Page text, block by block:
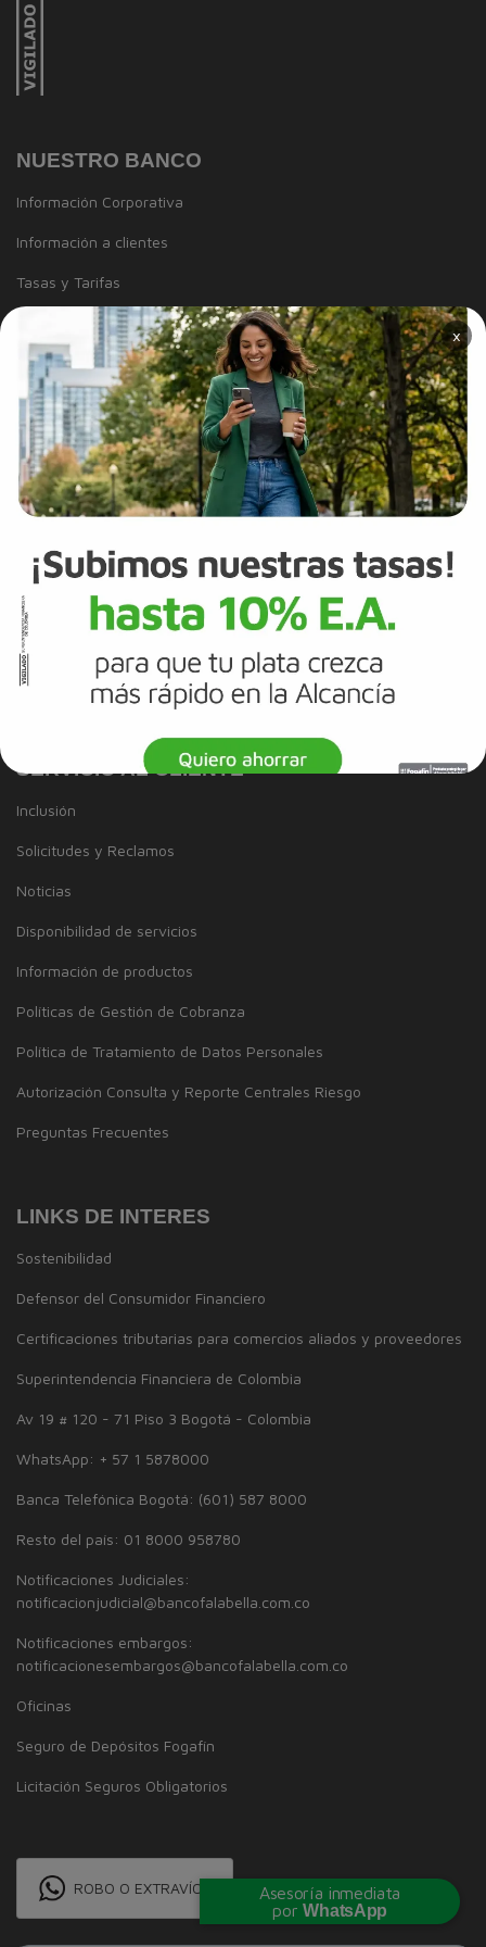
×
Asesoría inmediata
porWhatsApp
NUESTRO BANCO
Información Corporativa
Información a clientes
Tasas y Tarifas
Reportes de sostenibilidad
Trabaja con Nosotros
Canal de integridad
Proveedores
Política de Diversidad e Inclusión
Mapa del sitio
Términos y Condiciones
Información Legal
Tarjeta de Crédito
Cuenta de Ahorros
SERVICIO AL CLIENTE
Inclusión
Solicitudes y Reclamos
Noticias
Disponibilidad de servicios
Información de productos
Políticas de Gestión de Cobranza
Política de Tratamiento de Datos Personales
Autorización Consulta y Reporte Centrales Riesgo
Preguntas Frecuentes
LINKS DE INTERES
Sostenibilidad
Defensor del Consumidor Financiero
Certificaciones tributarias para comercios aliados y proveedores
Superintendencia Financiera de Colombia
Av 19 # 120 - 71 Piso 3 Bogotá - Colombia
WhatsApp: + 57 1 5878000
Banca Telefónica Bogotá: (601) 587 8000
Resto del país: 01 8000 958780
Notificaciones Judiciales:
notificacionjudicial@bancofalabella.com.co
Notificaciones embargos:
notificacionesembargos@bancofalabella.com.co
Oficinas
Seguro de Depósitos Fogafín
Licitación Seguros Obligatorios
ROBO O EXTRAVÍO